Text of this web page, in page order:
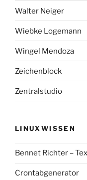
Walter Neiger
Wiebke Logemann
Wingel Mendoza
Zeichenblock
Zentralstudio
LINUXWISSEN
Bennet Richter –
Crontabgenerator